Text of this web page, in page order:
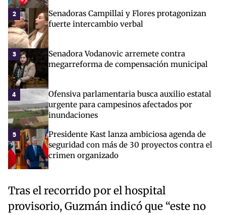
2
Senadoras Campillai y Flores protagonizan
fuerte intercambio verbal
3
Senadora Vodanovic arremete contra
megarreforma de compensación municipal
4
Ofensiva parlamentaria busca auxilio estatal
urgente para campesinos afectados por
inundaciones
5
Presidente Kast lanza ambiciosa agenda de
seguridad con más de 30 proyectos contra el
crimen organizado
Tras el recorrido por el hospital
provisorio, Guzmán indicó que “este no